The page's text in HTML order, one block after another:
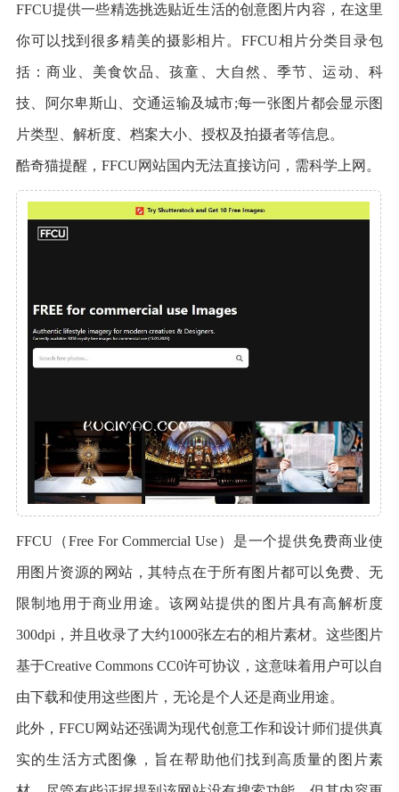
FFCU提供一些精选挑选贴近生活的创意图片内容，在这里
你可以找到很多精美的摄影相片。FFCU相片分类目录包
括：商业、美食饮品、孩童、大自然、季节、运动、科
技、阿尔卑斯山、交通运输及城市;每一张图片都会显示图
片类型、解析度、档案大小、授权及拍摄者等信息。
酷奇猫提醒，FFCU网站国内无法直接访问，需科学上网。
FFCU（Free For Commercial Use）是一个提供免费商业使
用图片资源的网站，其特点在于所有图片都可以免费、无
限制地用于商业用途。该网站提供的图片具有高解析度
300dpi，并且收录了大约1000张左右的相片素材。这些图片
基于Creative Commons CC0许可协议，这意味着用户可以自
由下载和使用这些图片，无论是个人还是商业用途。
此外，FFCU网站还强调为现代创意工作和设计师们提供真
实的生活方式图像，旨在帮助他们找到高质量的图片素